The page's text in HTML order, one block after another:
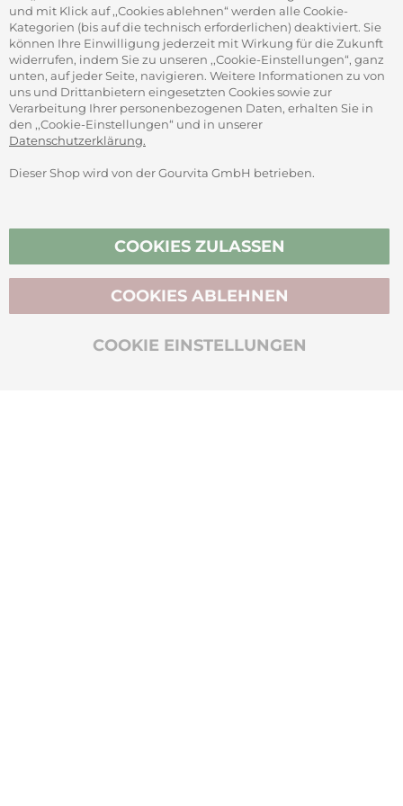
SICHER ZAHLEN
Vertrag widerrufen
BIO-ZERTIFIZIERT
und mit Klick auf ,,Cookies ablehnen“ werden alle Cookie-
Kategorien (bis auf die technisch erforderlichen) deaktiviert. Sie
können Ihre Einwilligung jederzeit mit Wirkung für die Zukunft
widerrufen, indem Sie zu unseren ,,Cookie-Einstellungen“, ganz
unten, auf jeder Seite, navigieren. Weitere Informationen zu von
uns und Drittanbietern eingesetzten Cookies sowie zur
Verarbeitung Ihrer personenbezogenen Daten, erhalten Sie in
den ,,Cookie-Einstellungen“ und in unserer
Datenschutzerklärung.
Dieser Shop wird von der Gourvita GmbH betrieben.
COOKIES ZULASSEN
COOKIE EINSTELLUNGEN
COOKIES ABLEHNEN